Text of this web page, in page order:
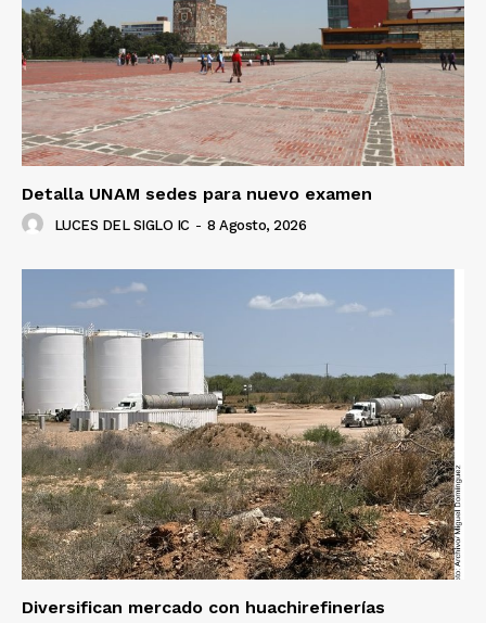
Detalla UNAM sedes para nuevo examen
LUCES DEL SIGLO IC - 8 Agosto, 2026
Diversifican mercado con huachirefinerías